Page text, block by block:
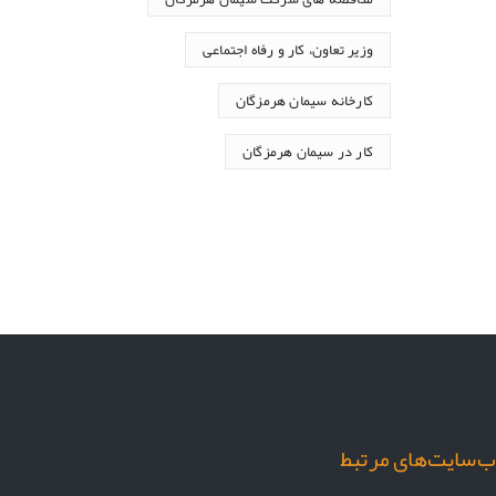
وزیر تعاون، کار و رفاه اجتماعی
کارخانه سیمان هرمزگان
کار در سیمان هرمزگان
مرتبط